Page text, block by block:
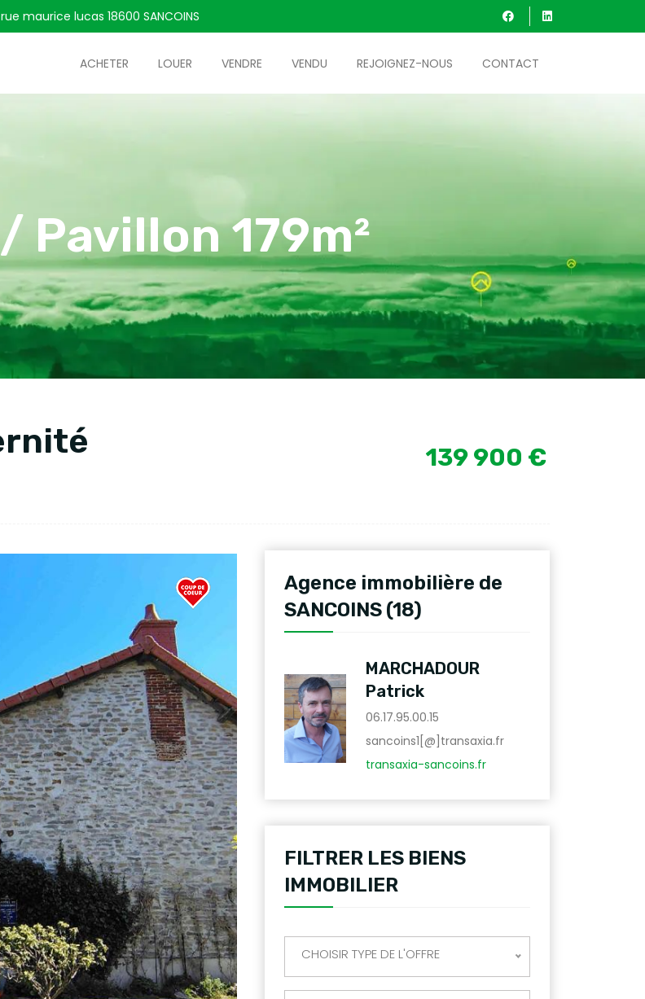
rue maurice lucas 18600 SANCOINS
ACHETER LOUER VENDRE VENDU REJOIGNEZ-NOUS CONTACT
Pavillon 179m²
139 900 €
Agence immobilière de
SANCOINS (18)
MARCHADOUR
Patrick
06.17.95.00.15
sancoins1[@]transaxia.fr
transaxia-sancoins.fr
FILTRER LES BIENS
IMMOBILIER
CHOISIR TYPE DE L'OFFRE